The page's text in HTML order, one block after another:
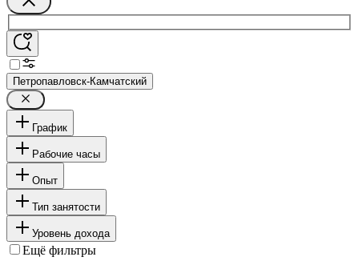
Петропавловск-Камчатский
График
Рабочие часы
Опыт
Тип занятости
Уровень дохода
Ещё фильтры